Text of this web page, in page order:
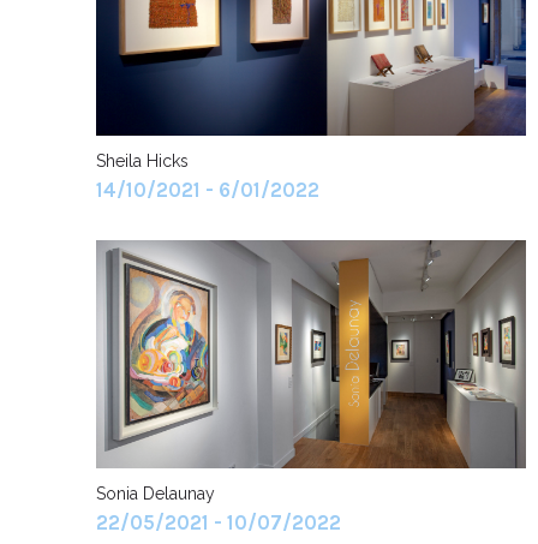
Sheila Hicks
14/10/2021 - 6/01/2022
Sonia Delaunay
22/05/2021 - 10/07/2022